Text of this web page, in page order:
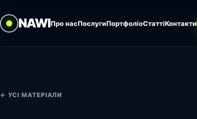
NAWIПро насПослугиПортфоліоСтаттіКонтакти
← УСІ МАТЕРІАЛИ